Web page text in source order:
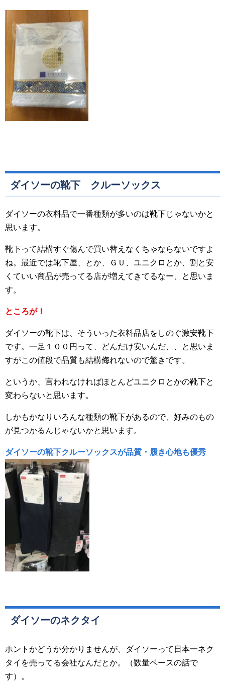
ダイソーの靴下 クルーソックス
ダイソーの衣料品で一番種類が多いのは靴下じゃないかと
思います。
靴下って結構すぐ傷んで買い替えなくちゃならないですよ
ね。最近では靴下屋、とか、ＧＵ、ユニクロとか、割と安
くていい商品が売ってる店が増えてきてるなー、と思いま
す。
ところが！
ダイソーの靴下は、そういった衣料品店をしのぐ激安靴下
です。一足１００円って、どんだけ安いんだ、、と思いま
すがこの値段で品質も結構侮れないので驚きです。
というか、言われなければほとんどユニクロとかの靴下と
変わらないと思います。
しかもかなりいろんな種類の靴下があるので、好みのもの
が見つかるんじゃないかと思います。
ダイソーの靴下クルーソックスが品質・履き心地も優秀
ダイソーのネクタイ
ホントかどうか分かりませんが、ダイソーって日本一ネク
タイを売ってる会社なんだとか。（数量ベースの話で
す）。